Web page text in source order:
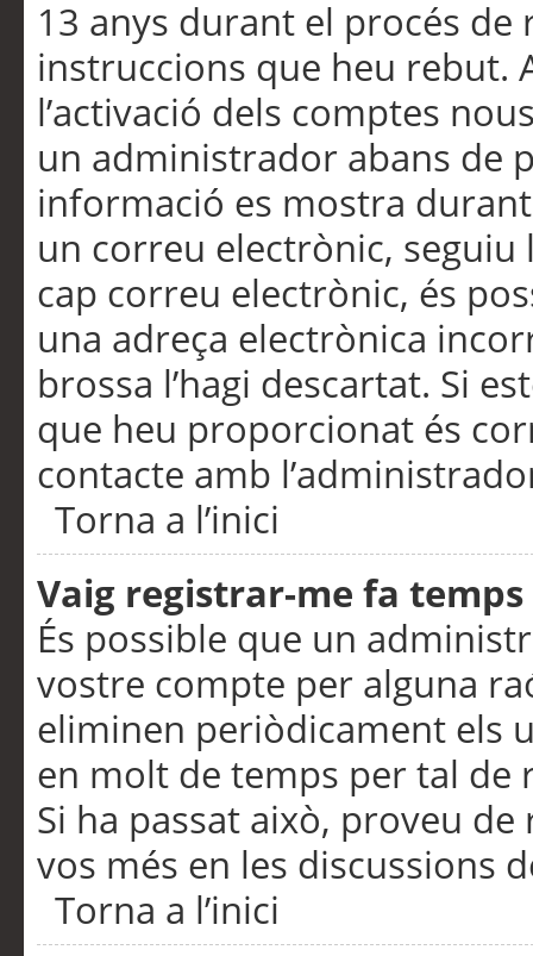
13 anys durant el procés de
instruccions que heu rebut.
l’activació dels comptes
un administrador abans de
informació es mostra
un correu electrònic,
cap correu electrònic, és
una adreça electrònica
brossa l’hagi descartat. Si
que heu proporcionat és
contacte amb
Torna a l’inici
Vaig registrar-me fa
És possible que un
vostre compte per alguna
eliminen periòdicament els
en molt de temps per tal de
Si ha passat això, proveu
vos més en les discussions
Torna a l’inici